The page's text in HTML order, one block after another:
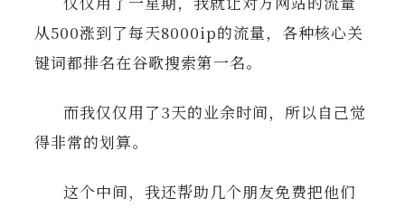
从500涨到了每天8000ip的流量，各种核心关
键词都排名在谷歌搜索第一名。
而我仅仅用了3天的业余时间，所以自己觉
得非常的划算。
这个中间，我还帮助几个朋友免费把他们